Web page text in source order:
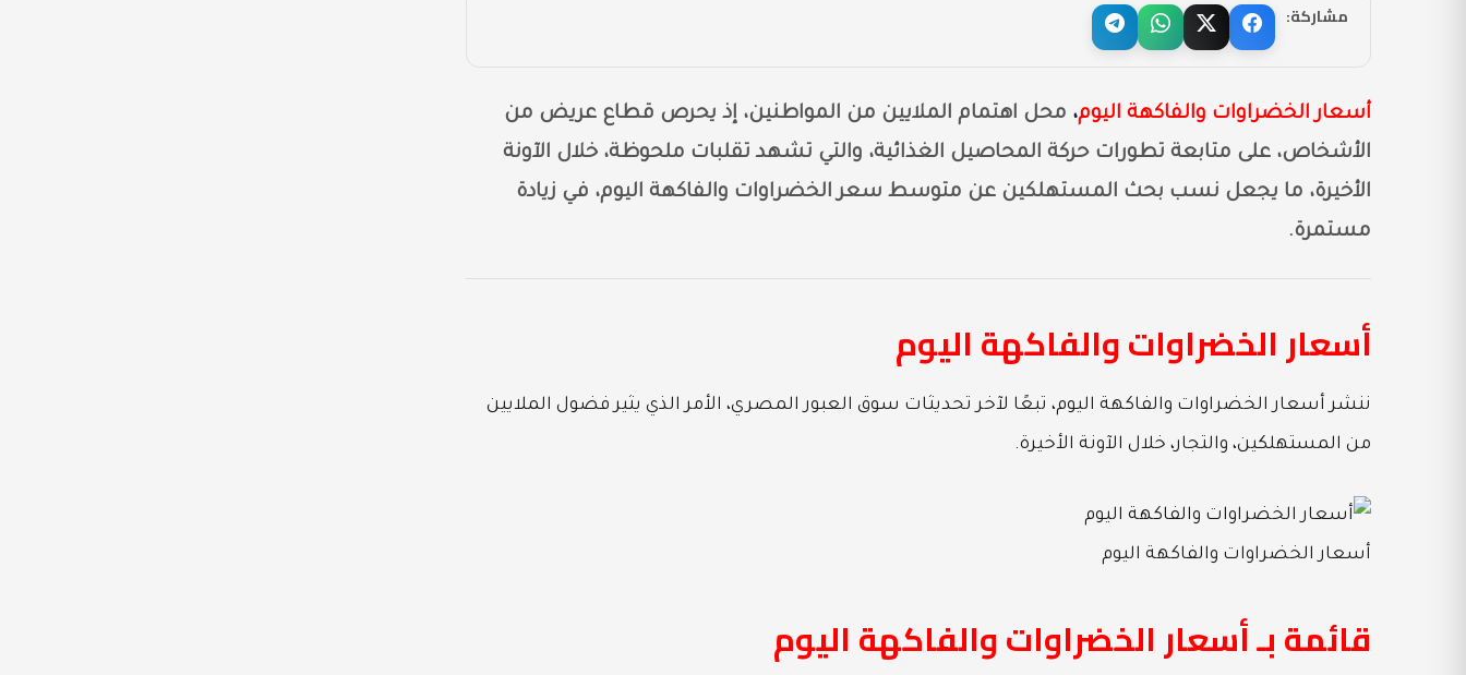
مشاركة:
أسعار الخضراوات والفاكهة اليوم، محل اهتمام الملايين من المواطنين، إذ يحرص قطاع عريض من
الأشخاص، على متابعة تطورات حركة المحاصيل الغذائية، والتي تشهد تقلبات ملحوظة، خلال الآونة
الأخيرة، ما يجعل نسب بحث المستهلكين عن متوسط سعر الخضراوات والفاكهة اليوم، في زيادة
مستمرة.
أسعار الخضراوات والفاكهة اليوم
ننشر أسعار الخضراوات والفاكهة اليوم، تبعًا لآخر تحديثات سوق العبور المصري، الأمر الذي يثير فضول الملايين
من المستهلكين، والتجار، خلال الآونة الأخيرة.
أسعار الخضراوات والفاكهة اليوم
قائمة بـ أسعار الخضراوات والفاكهة اليوم